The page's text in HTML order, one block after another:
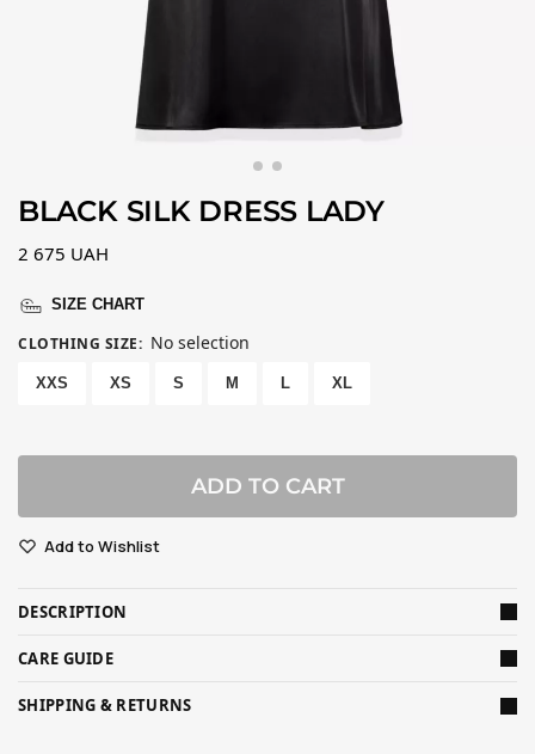
BLACK SILK DRESS LADY
2 675 UAH
SIZE CHART
CLOTHING SIZE: No selection
XXS XS S M L XL
ADD TO CART
Add to Wishlist
DESCRIPTION
CARE GUIDE
SHIPPING & RETURNS